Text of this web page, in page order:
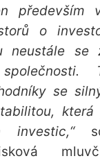
především
o
neustále se
se
investic,“